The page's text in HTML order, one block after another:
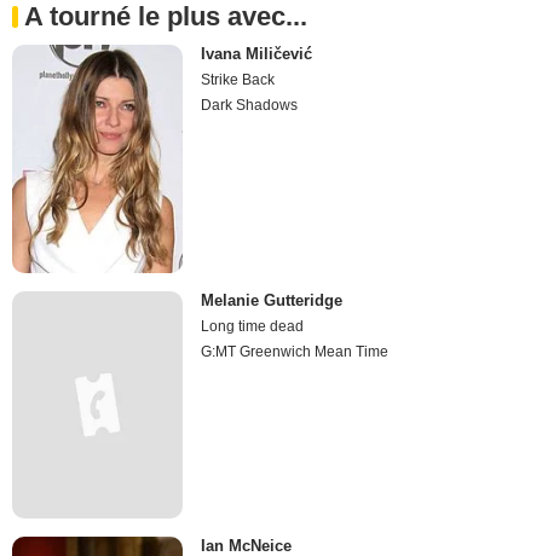
A tourné le plus avec...
Ivana Miličević
Strike Back
Dark Shadows
Melanie Gutteridge
Long time dead
G:MT Greenwich Mean Time
Ian McNeice